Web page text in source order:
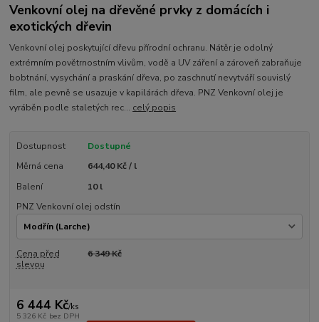
Venkovní olej na dřevěné prvky z domácích i
exotických dřevin
Venkovní olej poskytující dřevu přírodní ochranu. Nátěr je odolný
extrémním povětrnostním vlivům, vodě a UV záření a zároveň zabraňuje
bobtnání, vysychání a praskání dřeva, po zaschnutí nevytváří souvislý
film, ale pevně se usazuje v kapilárách dřeva. PNZ Venkovní olej je
vyráběn podle staletých rec... celý popis
Dostupnost
Dostupné
Měrná cena
644,40 Kč / l
Balení
10 l
PNZ Venkovní olej odstín
Cena před
slevou
6 349 Kč
6 444 Kč/ks
5 326 Kč bez DPH